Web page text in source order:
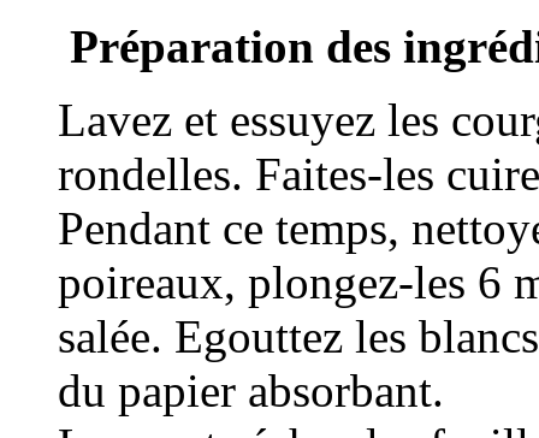
Préparation des
Lavez et essuyez les
rondelles. Faites-les
Pendant ce temps,
poireaux, plongez-les 6
salée. Egouttez les
du papier absorbant.